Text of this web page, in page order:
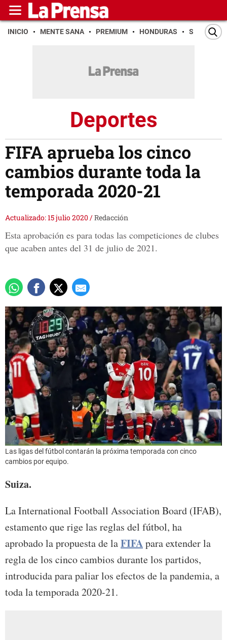
INICIO MENTE SANA PREMIUM HONDURAS SAN PEDRO
Deportes
FIFA aprueba los cinco
cambios durante toda la
temporada 2020-21
Actualizado: 15 julio 2020/Redacción
Esta aprobación es para todas las competiciones de clubes
que acaben antes del 31 de julio de 2021.
Las ligas del fútbol contarán la próxima temporada con cinco
cambios por equipo.
Suiza.
La International Football Association Board (IFAB),
estamento que rige las reglas del fútbol, ha
aprobado la propuesta de laFIFApara extender la
regla de los cinco cambios durante los partidos,
introducida para paliar los efectos de la pandemia, a
toda la temporada 2020-21.